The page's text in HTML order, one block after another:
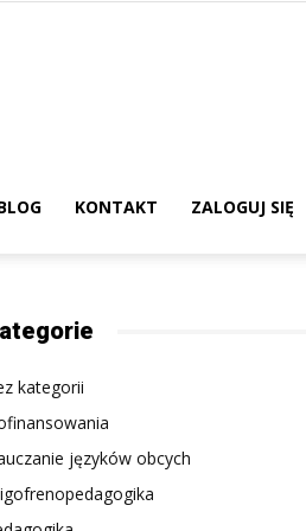
KONTAKT ZALOGUJ SIĘ
kategorii
języków obcych